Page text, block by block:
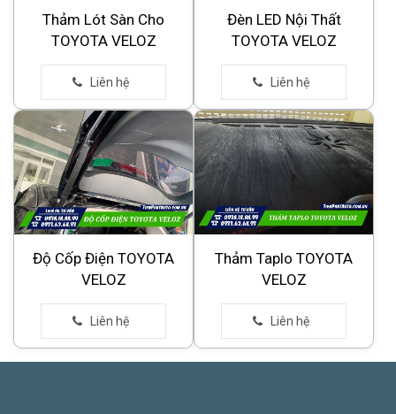
Thảm Lót Sàn Cho
TOYOTA VELOZ
Đèn LED Nội Thất
TOYOTA VELOZ
Độ Cốp Điện TOYOTA
VELOZ
Thảm Taplo TOYOTA
VELOZ